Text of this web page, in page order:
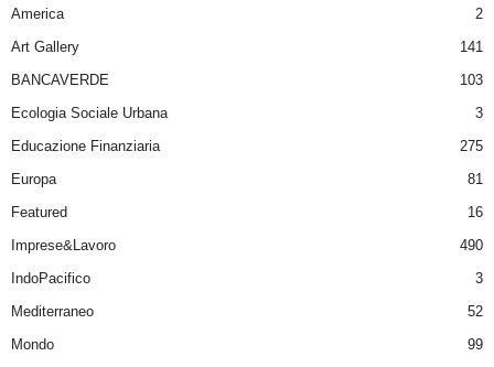
America
2
Art Gallery
141
BANCAVERDE
103
Ecologia Sociale Urbana
3
Educazione Finanziaria
275
Europa
81
Featured
16
Imprese&Lavoro
490
IndoPacifico
3
Mediterraneo
52
Mondo
99